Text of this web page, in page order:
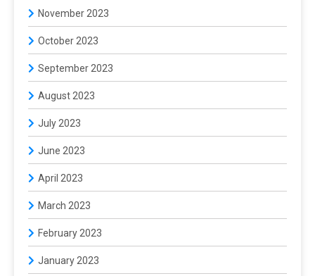
November 2023
October 2023
September 2023
August 2023
July 2023
June 2023
April 2023
March 2023
February 2023
January 2023